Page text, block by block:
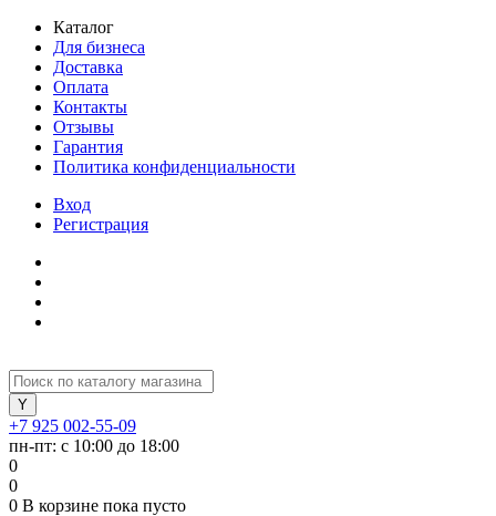
Каталог
Для бизнеса
Доставка
Оплата
Контакты
Отзывы
Гарантия
Политика конфиденциальности
Вход
Регистрация
+7 925 002-55-09
пн-пт: с 10:00 до 18:00
0
0
0 В корзине пока пусто